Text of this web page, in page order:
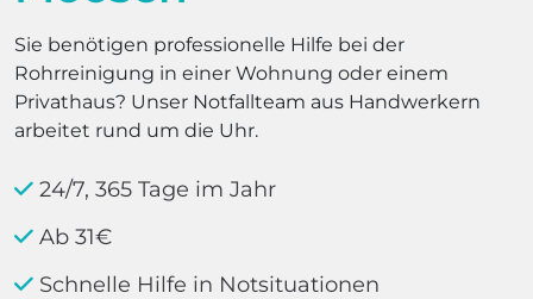
Sie benötigen professionelle Hilfe bei der
Rohrreinigung in einer Wohnung oder einem
Privathaus? Unser Notfallteam aus Handwerkern
arbeitet rund um die Uhr.
24/7, 365 Tage im Jahr
Ab 31€
Schnelle Hilfe in Notsituationen